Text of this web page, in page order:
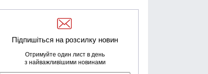
Підпишіться на розсилку новин
Отримуйте один лист в день
з найважливішими новинами